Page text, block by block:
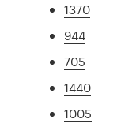
1370
944
705
1440
1005